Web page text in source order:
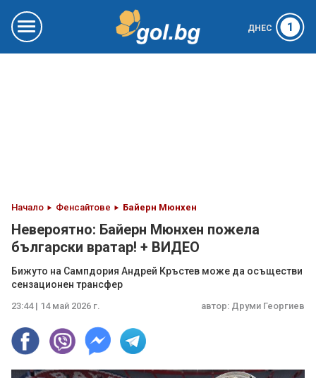
ДНЕС 1
Начало Фенсайтове Байерн Мюнхен
Невероятно: Байерн Мюнхен пожела
български вратар! + ВИДЕО
Бижуто на Сампдория Андрей Кръстев може да осъществи
сензационен трансфер
23:44 | 14 май 2026 г. автор: Друми Георгиев